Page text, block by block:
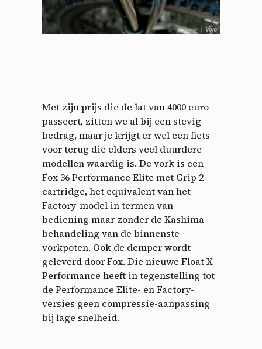
Met zijn prijs die de lat van 4000 euro
passeert, zitten we al bij een stevig
bedrag, maar je krijgt er wel een fiets
voor terug die elders veel duurdere
modellen waardig is. De vork is een
Fox 36 Performance Elite met Grip 2-
cartridge, het equivalent van het
Factory-model in termen van
bediening maar zonder de Kashima-
behandeling van de binnenste
vorkpoten. Ook de demper wordt
geleverd door Fox. Die nieuwe Float X
Performance heeft in tegenstelling tot
de Performance Elite- en Factory-
versies geen compressie-aanpassing
bij lage snelheid.